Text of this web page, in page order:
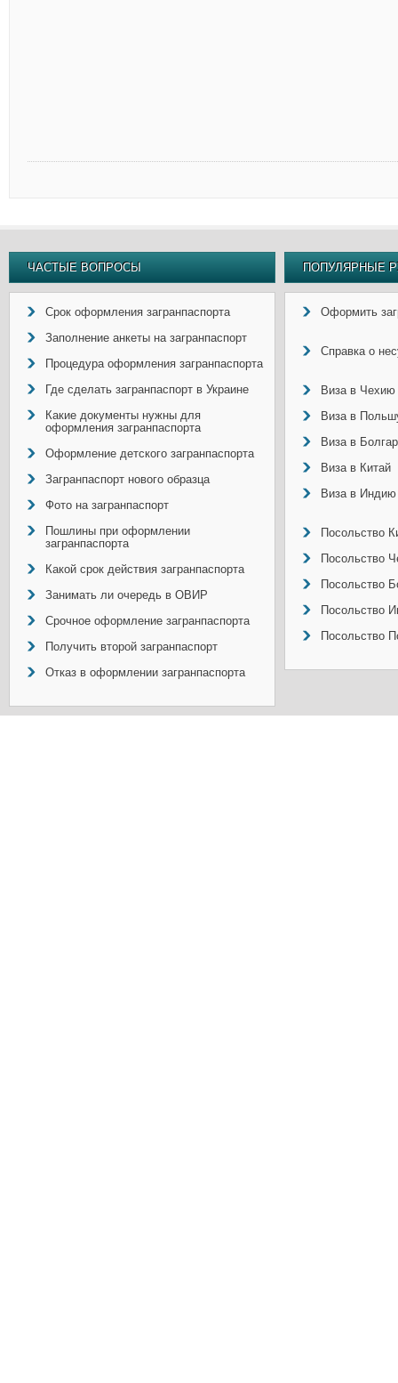
ЧАСТЫЕ ВОПРОСЫ
Срок оформления загранпаспорта
Заполнение анкеты на загранпаспорт
Процедура оформления загранпаспорта
Где сделать загранпаспорт в Украине
Какие документы нужны для
оформления загранпаспорта
Оформление детского загранпаспорта
Загранпаспорт нового образца
Фото на загранпаспорт
Пошлины при оформлении
загранпаспорта
Какой срок действия загранпаспорта
Занимать ли очередь в ОВИР
Срочное оформление загранпаспорта
Получить второй загранпаспорт
Отказ в оформлении загранпаспорта
ПОПУЛЯРНЫЕ
Оформить
Справка о
Виза в Чехию
Виза в
Виза в
Виза в Китай
Виза в Индию
Посольство
Посольство
Посольство
Посольство
Посольство